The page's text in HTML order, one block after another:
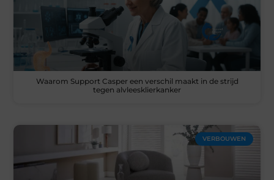
Waarom Support Casper een verschil maakt in de strijd
tegen alvleesklierkanker
VERBOUWEN